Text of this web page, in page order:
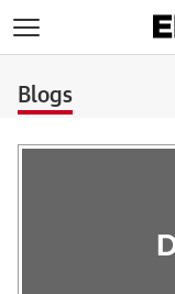
Blogs